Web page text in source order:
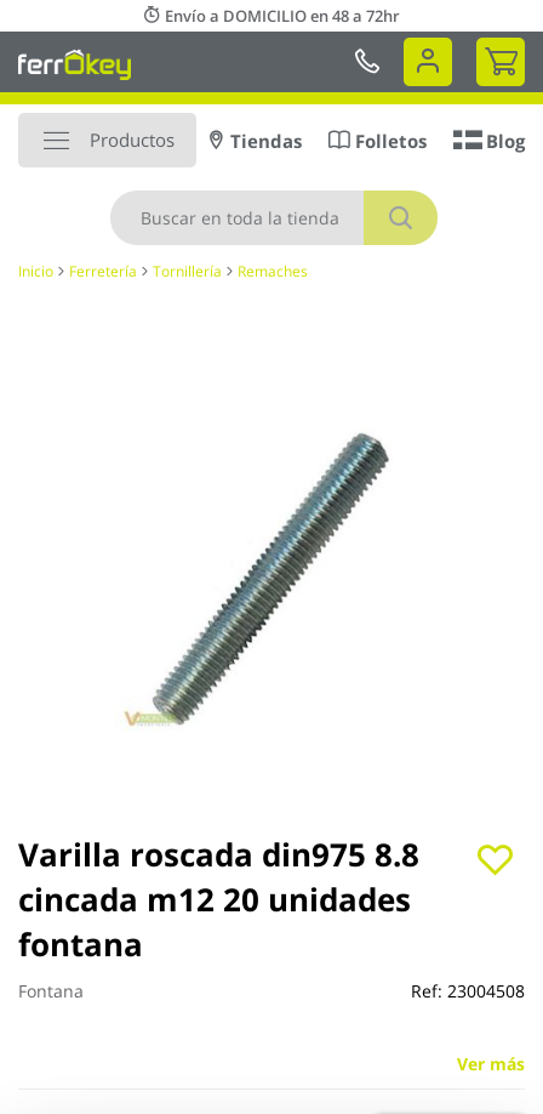
al
contenido
Envío a DOMICILIO en 48 a 72hr
Mi
Productos
Buscar
Tiendas Folletos Blog
Inicio Ferretería Tornillería Remaches
Varilla roscada din975 8.8
cincada m12 20 unidades
fontana
Fontana Ref: 23004508
Ver más
Saltar
al
comienzo
de
la
galería
de